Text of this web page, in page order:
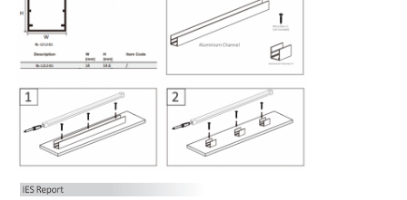
दीवार वाशर पट्टी प्रकाश
360° एलईडी लाइट
थ्री-डी नीयन लाइट